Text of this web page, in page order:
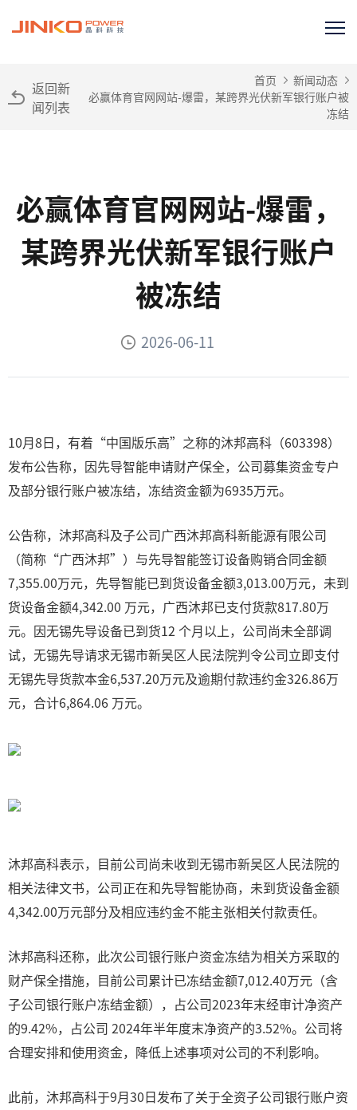
返回新
闻列表
首页
新闻动态
必赢体育官网网站-爆雷，某跨界光伏新军银行账户被
冻结
必赢体育官网网站-爆雷，
某跨界光伏新军银行账户
被冻结
2026-06-11
10月8日，有着“中国版乐高”之称的沐邦高科（603398）
发布公告称，因先导智能申请财产保全，公司募集资金专户
及部分银行账户被冻结，冻结资金额为6935万元。
公告称，沐邦高科及子公司广西沐邦高科新能源有限公司
（简称“广西沐邦”）与先导智能签订设备购销合同金额
7,355.00万元，先导智能已到货设备金额3,013.00万元，未到
货设备金额4,342.00 万元，广西沐邦已支付货款817.80万
元。因无锡先导设备已到货12 个月以上，公司尚未全部调
试，无锡先导请求无锡市新吴区人民法院判令公司立即支付
无锡先导货款本金6,537.20万元及逾期付款违约金326.86万
元，合计6,864.06 万元。
沐邦高科表示，目前公司尚未收到无锡市新吴区人民法院的
相关法律文书，公司正在和先导智能协商，未到货设备金额
4,342.00万元部分及相应违约金不能主张相关付款责任。
沐邦高科还称，此次公司银行账户资金冻结为相关方采取的
财产保全措施，目前公司累计已冻结金额7,012.40万元（含
子公司银行账户冻结金额），占公司2023年末经审计净资产
的9.42%，占公司 2024年半年度末净资产的3.52%。公司将
合理安排和使用资金，降低上述事项对公司的不利影响。
此前，沐邦高科于9月30日发布了关于全资子公司银行账户资